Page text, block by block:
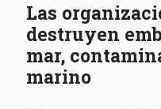
Las
destruyen
mar,
marino